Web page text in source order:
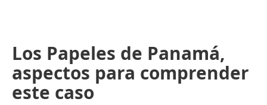
Los Papeles de Panamá,
aspectos para comprender
este caso